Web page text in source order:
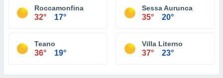
Roccamonfina
32° 17°
Sessa Aurunca
35° 20°
Teano
36° 19°
Villa Literno
37° 23°